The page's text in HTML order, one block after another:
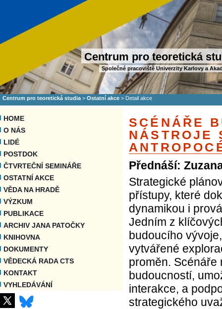
Centrum pro teoretická
Společné pracoviště Univerzity Karlovy a
Centrum pro teoretická studia > Ostatní akce > Detail akce
HOME
O NÁS
LIDÉ
POSTDOK
ČTVRTEČNÍ SEMINÁŘE
OSTATNÍ AKCE
VĚDA NA HRADĚ
VÝZKUM
PUBLIKACE
ARCHIV JANA PATOČKY
KNIHOVNA
DOKUMENTY
VĚDECKÁ RADA CTS
KONTAKT
VYHLEDÁVÁNÍ
SCÉNÁŘE
NÁSTROJE
Přednáší:
Strategické
přístupy, které
dynamikou i
Jedním z
budoucího
vytvářené
proměn.
budoucností,
interakce, a
strategického